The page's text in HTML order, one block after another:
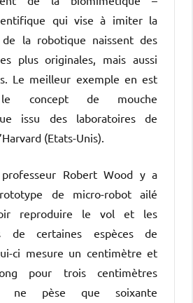
qui vise à imiter la
la robotique naissent des
plus originales, mais aussi
Le meilleur exemple en est
le concept de mouche
issu des laboratoires de
(Etats-Unis).
professeur Robert Wood y a
de micro-robot ailé
reproduire le vol et les
de certaines espèces de
ci mesure un centimètre et
pour trois centimètres
ne pèse que soixante